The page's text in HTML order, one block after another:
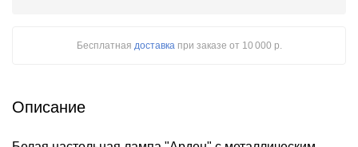
Бесплатная доставкапри заказе от 10 000 р.
Описание